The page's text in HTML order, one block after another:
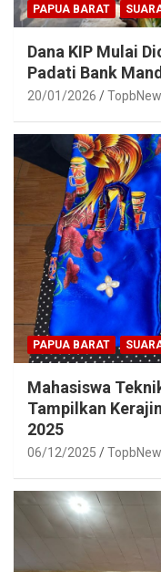
PAPUA BARAT
Dana KIP Mulai
Padati Bank
20/01/2026
PAPUA BARAT
Mahasiswa
Tampilkan
2025
06/12/2025